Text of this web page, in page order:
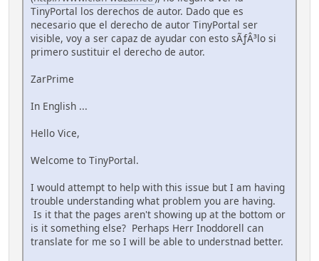
TinyPortal los derechos de autor. Dado que es
necesario que el derecho de autor TinyPortal ser
visible, voy a ser capaz de ayudar con esto sÃƒÂ³lo si
primero sustituir el derecho de autor.
ZarPrime
In English ...
Hello Vice,
Welcome to TinyPortal.
I would attempt to help with this issue but I am having
trouble understanding what problem you are having.
Is it that the pages aren't showing up at the bottom or
is it something else? Perhaps Herr Inoddorell can
translate for me so I will be able to understnad better.